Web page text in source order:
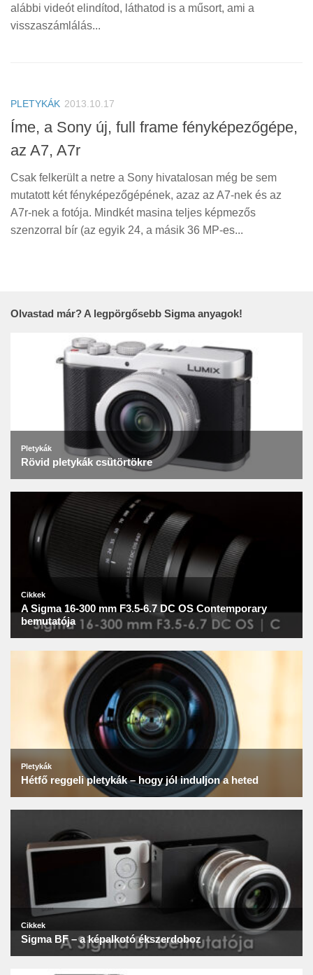
alábbi videót elindítod, láthatod is a műsort, ami a
visszaszámlálás...
PLETYKÁK 2013.10.17
Íme, a Sony új, full frame fényképezőgépe,
az A7, A7r
Csak felkerült a netre a Sony hivatalosan még be sem
mutatott két fényképezőgépének, azaz az A7-nek és az
A7r-nek a fotója. Mindkét masina teljes képmezős
szenzorral bír (az egyik 24, a másik 36 MP-es...
Olvastad már? A legpörgősebb Sigma anyagok!